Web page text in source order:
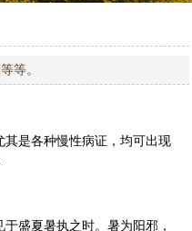
等。
是各种慢性病证，均可出现
盛夏暑执之时。暑为阳邪，